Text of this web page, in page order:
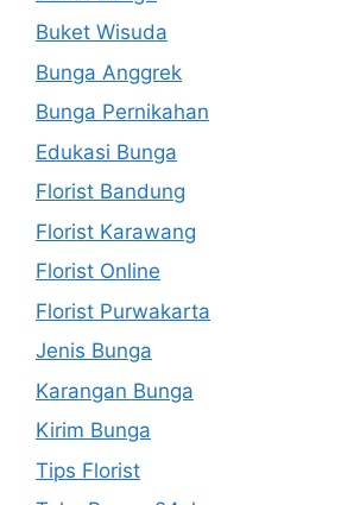
Buket Wisuda
Bunga Anggrek
Bunga Pernikahan
Edukasi Bunga
Florist Bandung
Florist Karawang
Florist Online
Florist Purwakarta
Jenis Bunga
Karangan Bunga
Kirim Bunga
Tips Florist